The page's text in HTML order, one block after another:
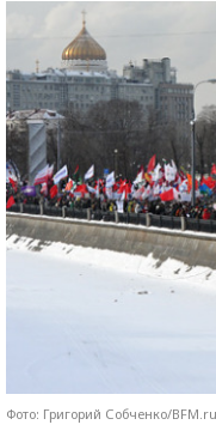
Фото: Григорий Собченко/BFM.ru